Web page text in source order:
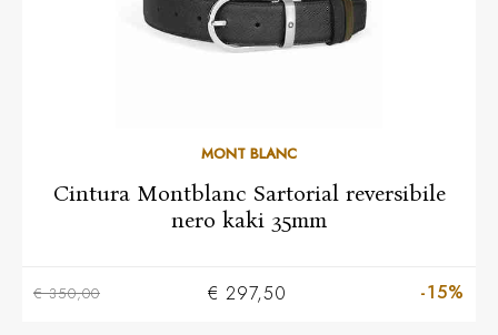
MONT BLANC
Cintura Montblanc Sartorial reversibile
nero kaki 35mm
€ 350,00 € 297,50 -15%